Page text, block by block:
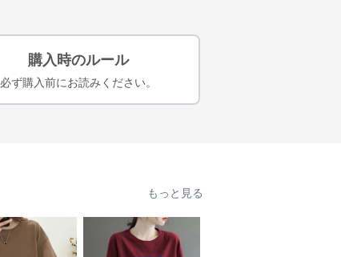
購入時のルール
必ず購入前にお読みください。
もっと見る